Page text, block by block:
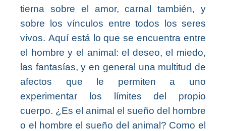
tierna sobre el amor, carnal también, y
sobre los vínculos entre todos los seres
vivos. Aquí está lo que se encuentra entre
el hombre y el animal: el deseo, el miedo,
las fantasías, y en general una multitud de
afectos que le permiten a uno
experimentar los límites del propio
cuerpo. ¿Es el animal el sueño del hombre
o el hombre el sueño del animal? Como el